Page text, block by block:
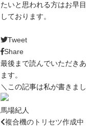
たいと思われる方はお早
しております。
Tweet
Share
最後まで読んでいただき
ます。
＼この記事は私が書きま
馬場紀人
複合機のトリセツ作成中